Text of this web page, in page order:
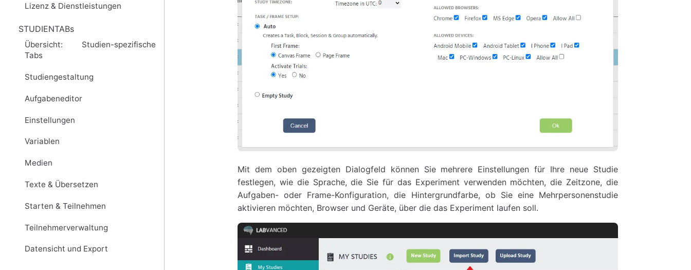
Lizenz & Dienstleistungen
STUDIENTABs
Übersicht: Studien-spezifische
Tabs
Studiengestaltung
Aufgabeneditor
Einstellungen
Variablen
Medien
Texte & Übersetzen
Starten & Teilnehmen
Teilnehmerverwaltung
Datensicht und Export
Mit dem oben gezeigten Dialogfeld können Sie mehrere Einstellungen für Ihre neue Studie
festlegen, wie die Sprache, die Sie für das Experiment verwenden möchten, die Zeitzone, die
Aufgaben- oder Frame-Konfiguration, die Hintergrundfarbe, ob Sie eine Mehrpersonenstudie
aktivieren möchten, Browser und Geräte, über die das Experiment laufen soll.